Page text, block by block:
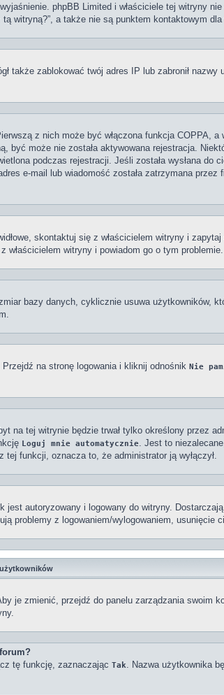
phpBB Limited i właściciele tej witryny
witryną?”, a także nie są punktem kontaktowym
także zablokować twój adres IP lub zabronił
z nich może być włączona funkcja COPPA,
może nie została aktywowana rejestracja.
podczas rejestracji. Jeśli została wysłana do
e-mail lub wiadomość została zatrzymana
skontaktuj się z właścicielem witryny i
witryny i powiadom go o tym
bazy danych, cyklicznie usuwa użytkowników,
na stronę logowania i kliknij odnośnik Nie
na tej witrynie będzie trwał tylko określony przez
Loguj mnie automatycznie. Jest to
funkcji, oznacza to, że administrator ją wyłączył.
autoryzowany i logowany do witryny.
problemy z logowaniem/wylogowaniem, usunięcie
je zmienić, przejdź do panelu zarządzania swoim
tę funkcję, zaznaczając Tak. Nazwa użytkownika